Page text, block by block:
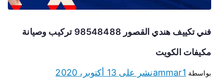
فني تكييف هندي القصور 98548488 تركيب وصيانة
مكيفات الكويت
بواسطة ammar1نشر على 13 أكتوبر، 2020